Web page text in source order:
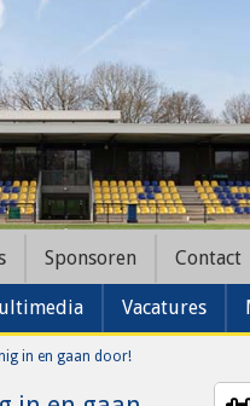
Vacatures
Sponsoren Contact
in en gaan door!